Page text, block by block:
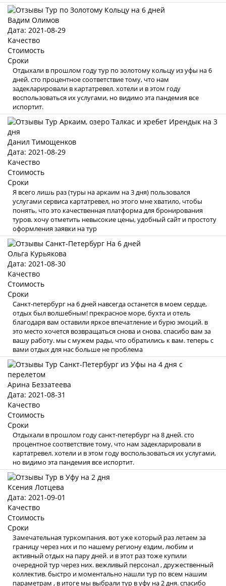
Вадим Олимов
Дата: 2021-08-29
Качество
Стоимость
Сроки
Отдыхали в прошлом году тур по золотому кольцу из уфы на 6
дней. сто процентное соответствие тому, что нам
задекларировали в картатревел. хотели и в этом году
воспользоваться их услугами, но видимо эта пандемия все
испортит.
Данил Тимощенков
Дата: 2021-08-29
Качество
Стоимость
Сроки
Я всего лишь раз (туры на аркаим на 3 дня) пользовался
услугами сервиса картатревел, но этого мне хватило, чтобы
понять, что это качественная платформа для бронирования
туров. хочу отметить невысокие цены, удобный сайт и простоту
оформления заявки на тур
Ольга Курьякова
Дата: 2021-08-30
Качество
Стоимость
Сроки
Санкт-петербург на 6 дней навсегда останется в моем сердце,
отдых был волшебным! прекрасное море, бухта и отель
благодаря вам оставили яркое впечатление и бурю эмоций. в
это место хочется возвращаться снова и снова. спасибо вам за
вашу работу. мы с мужем рады, что обратились к вам. теперь с
вами отдых для нас больше не проблема
Арина Беззатеева
Дата: 2021-08-31
Качество
Стоимость
Сроки
Отдыхали в прошлом году санкт-петербург на 8 дней. сто
процентное соответствие тому, что нам задекларировали в
картатревел. хотели и в этом году воспользоваться их услугами,
но видимо эта пандемия все испортит.
Ксения Лотцева
Дата: 2021-09-01
Качество
Стоимость
Сроки
Замечательная туркомпания. вот уже который раз летаем за
границу через них и по нашему региону ездим, любим и
активный отдых на пару дней. и в этот раз тоже купили
очередной тур через них. вежливый персонал , дружественный
коллектив. быстро и моментально нашли тур по всем нашим
параметрам , в итоге мы выбрали тур в уфу на 2 дня. спасибо